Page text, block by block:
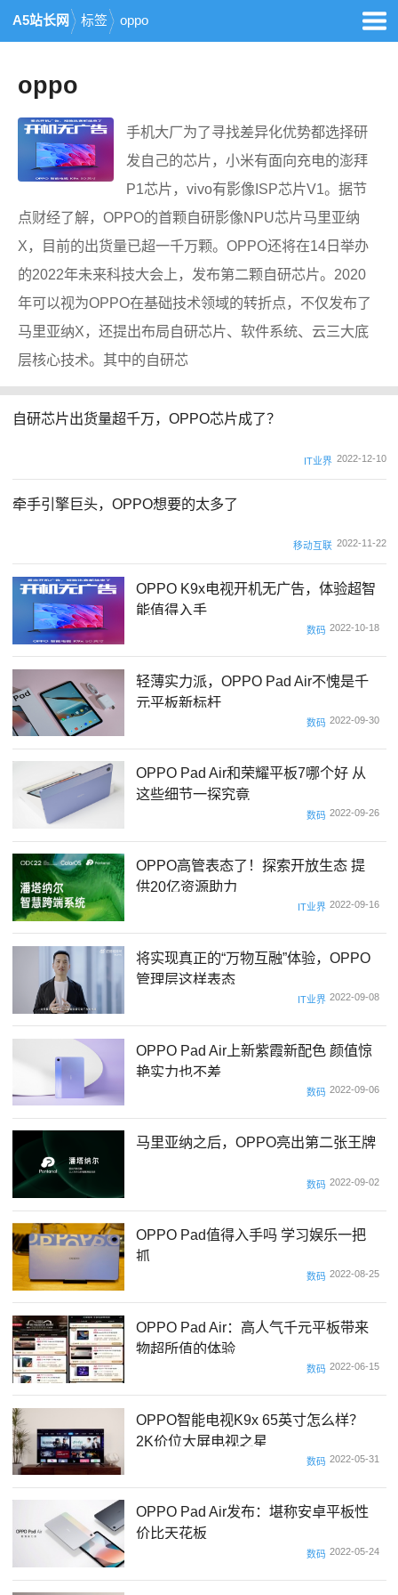
A5站长网 标签 oppo
oppo
手机大厂为了寻找差异化优势都选择研
发自己的芯片，小米有面向充电的澎拜
P1芯片，vivo有影像ISP芯片V1。据节
点财经了解，OPPO的首颗自研影像NPU芯片马里亚纳
X，目前的出货量已超一千万颗。OPPO还将在14日举办
的2022年未来科技大会上，发布第二颗自研芯片。2020
年可以视为OPPO在基础技术领域的转折点，不仅发布了
马里亚纳X，还提出布局自研芯片、软件系统、云三大底
层核心技术。其中的自研芯
自研芯片出货量超千万，OPPO芯片成了？
IT业界 2022-12-10
牵手引擎巨头，OPPO想要的太多了
移动互联 2022-11-22
OPPO K9x电视开机无广告，体验超智
能值得入手
数码 2022-10-18
轻薄实力派，OPPO Pad Air不愧是千
元平板新标杆
数码 2022-09-30
OPPO Pad Air和荣耀平板7哪个好 从
这些细节一探究竟
数码 2022-09-26
OPPO高管表态了！探索开放生态 提
供20亿资源助力
IT业界 2022-09-16
将实现真正的“万物互融”体验，OPPO
管理层这样表态
IT业界 2022-09-08
OPPO Pad Air上新紫霞新配色 颜值惊
艳实力也不差
数码 2022-09-06
马里亚纳之后，OPPO亮出第二张王牌
数码 2022-09-02
OPPO Pad值得入手吗 学习娱乐一把
抓
数码 2022-08-25
OPPO Pad Air：高人气千元平板带来
物超所值的体验
数码 2022-06-15
OPPO智能电视K9x 65英寸怎么样？
2K价位大屏电视之星
数码 2022-05-31
OPPO Pad Air发布：堪称安卓平板性
价比天花板
数码 2022-05-24